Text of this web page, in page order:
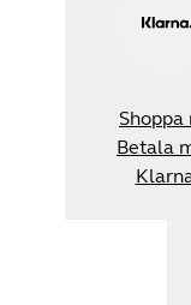
Shoppa
Betala